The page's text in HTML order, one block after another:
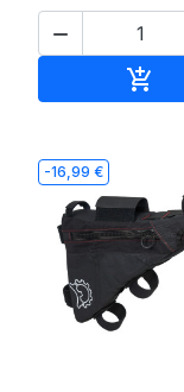


-16,99 €